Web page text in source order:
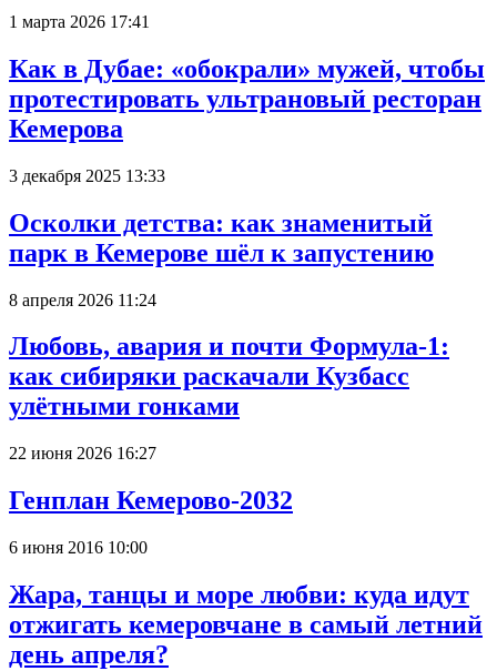
1 марта 2026 17:41
Как в Дубае: «обокрали» мужей, чтобы
протестировать ультрановый ресторан
Кемерова
3 декабря 2025 13:33
Осколки детства: как знаменитый
парк в Кемерове шёл к запустению
8 апреля 2026 11:24
Любовь, авария и почти Формула-1:
как сибиряки раскачали Кузбасс
улётными гонками
22 июня 2026 16:27
Генплан Кемерово-2032
6 июня 2016 10:00
Жара, танцы и море любви: куда идут
отжигать кемеровчане в самый летний
день апреля?